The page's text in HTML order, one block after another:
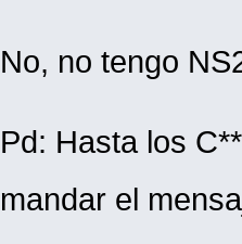
No, no tengo
Pd: Hasta los
mandar el